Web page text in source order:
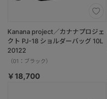
Kanana project／カナナプロジェ
クト PJ-18 ショルダーバッグ 10L
20122
（01：ブラック）
￥18,700